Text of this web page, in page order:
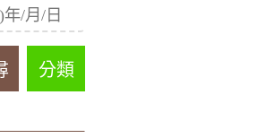
分類